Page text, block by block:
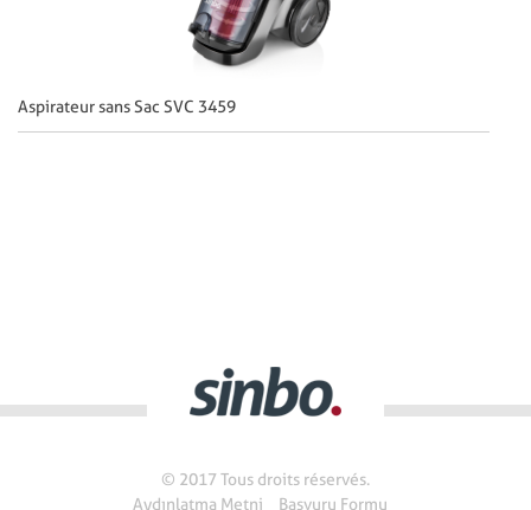
Aspirateur sans Sac SVC 3459
© 2017 Tous droits réservés.
Aydınlatma Metni
Başvuru Formu